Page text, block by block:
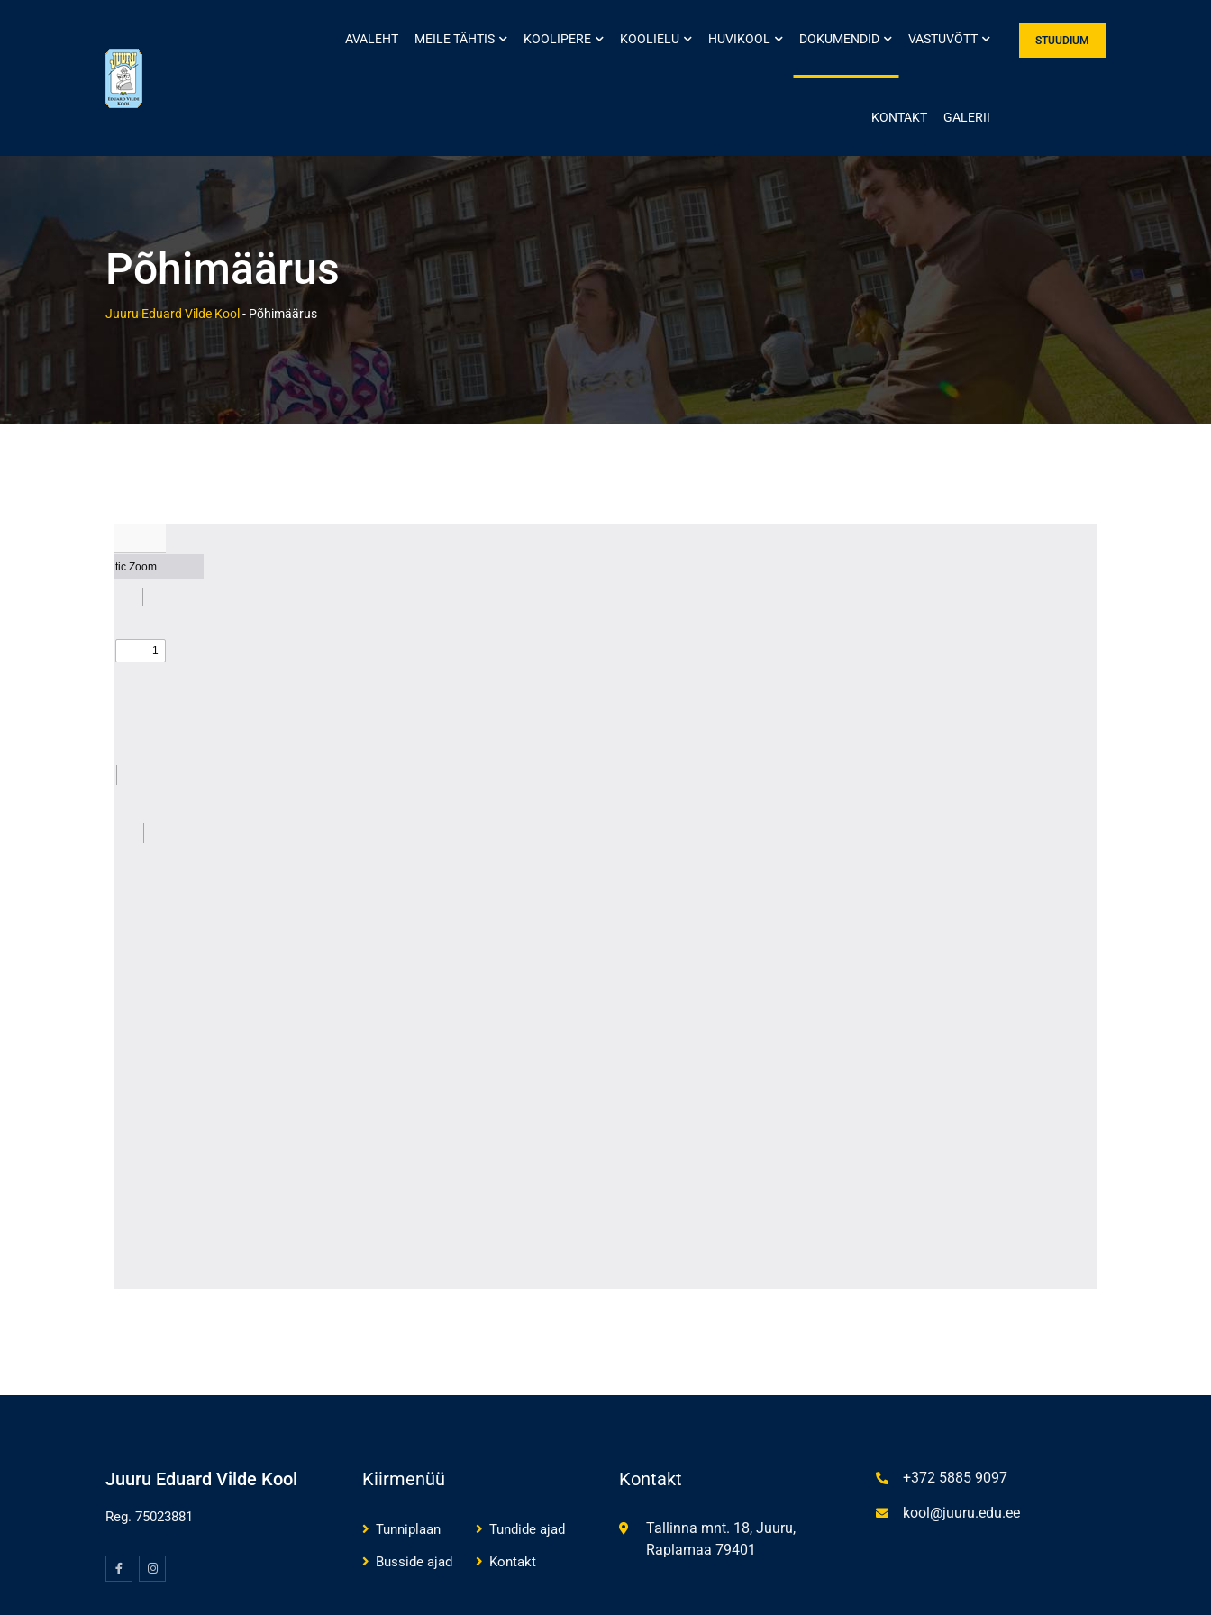
STUUDIUM
AVALEHT MEILE TÄHTIS KOOLIPERE KOOLIELU HUVIKOOL DOKUMENDID VASTUVÕTT
KONTAKT GALERII
Põhimäärus
Juuru Eduard Vilde Kool - Põhimäärus
Juuru Eduard Vilde Kool
Reg. 75023881
Kiirmenüü
Tunniplaan
Tundide ajad
Busside ajad
Kontakt
Kontakt
Tallinna mnt. 18, Juuru,
Raplamaa 79401
+372 5885 9097
kool@juuru.edu.ee